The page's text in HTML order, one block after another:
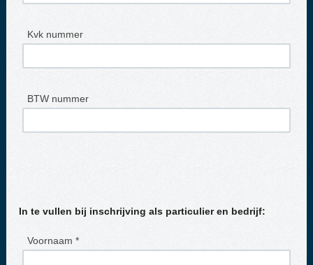
Kvk nummer
BTW nummer
In te vullen bij inschrijving als particulier en bedrijf:
Voornaam *